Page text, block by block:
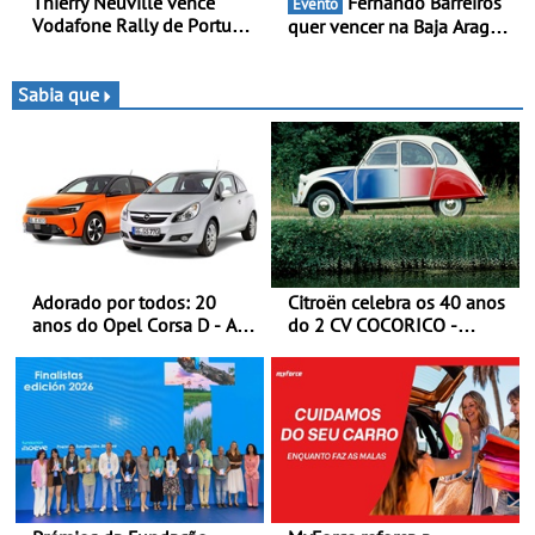
Vodafone Rally de Portugal
quer vencer na Baja Aragón
Sabia que
Adorado por todos: 20
anos do Opel Corsa D - A
celebra a estreia mundial
no Salão Internacional do
Automóvel Britânico, em
Londres
Citroën celebra os 40 anos
do 2 CV COCORICO -
camisola tricolor